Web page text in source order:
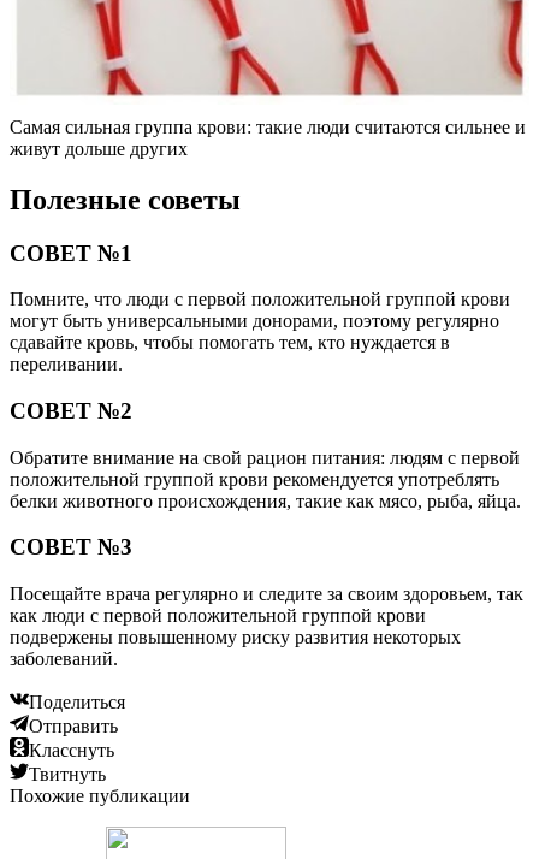
Самая сильная группа крови: такие люди считаются сильнее и
живут дольше других
Полезные советы
СОВЕТ №1
Помните, что люди с первой положительной группой крови
могут быть универсальными донорами, поэтому регулярно
сдавайте кровь, чтобы помогать тем, кто нуждается в
переливании.
СОВЕТ №2
Обратите внимание на свой рацион питания: людям с первой
положительной группой крови рекомендуется употреблять
белки животного происхождения, такие как мясо, рыба, яйца.
СОВЕТ №3
Посещайте врача регулярно и следите за своим здоровьем, так
как люди с первой положительной группой крови
подвержены повышенному риску развития некоторых
заболеваний.
Поделиться
Отправить
Класснуть
Твитнуть
Похожие публикации